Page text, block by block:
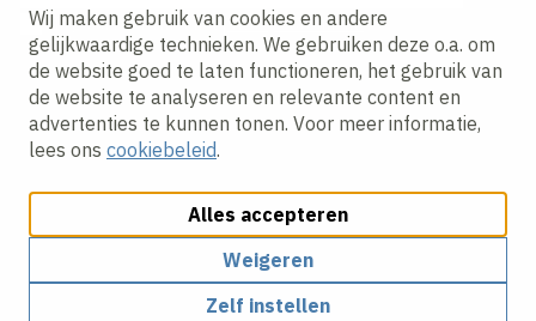
Wij maken gebruik van cookies en andere
gelijkwaardige technieken. We gebruiken deze o.a. om
de website goed te laten functioneren, het gebruik van
de website te analyseren en relevante content en
advertenties te kunnen tonen. Voor meer informatie,
lees ons cookiebeleid.
Alles accepteren
Weigeren
Zelf instellen
Ik ga akkoord met hetprivacy statement.
Cookies aanpassenCookie beleidPrivacy policy
Algemene inkoopvoorwaarden